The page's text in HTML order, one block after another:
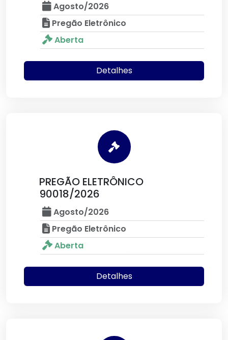
Agosto/2026
Pregão Eletrônico
Aberta
Detalhes
PREGÃO ELETRÔNICO
90018/2026
Agosto/2026
Pregão Eletrônico
Aberta
Detalhes